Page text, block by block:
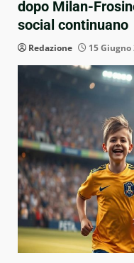
dopo Milan-
social continuano
Redazione 15 Giugno